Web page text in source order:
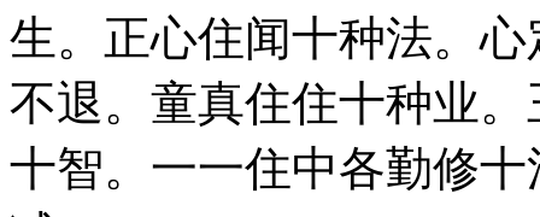
生。正心住闻十种法。
不退。童真住住十种业
十智。一一住中各勤修